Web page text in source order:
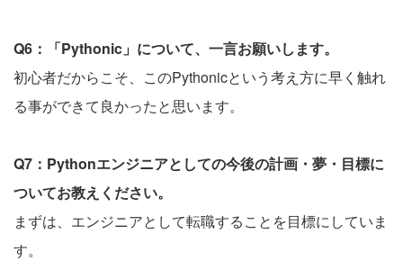
Q6：「Pythonic」について、一言お願いします。
初心者だからこそ、このPythonicという考え方に早く触れ
る事ができて良かったと思います。
Q7：Pythonエンジニアとしての今後の計画・夢・目標に
ついてお教えください。
まずは、エンジニアとして転職することを目標にしていま
す。